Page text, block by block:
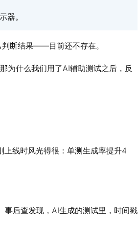
器。
断结果——目前还不存在。
为什么我们用了AI辅助测试之后，反
线时风光得很：单测生成率提升4
事后查发现，AI生成的测试里，时间戳